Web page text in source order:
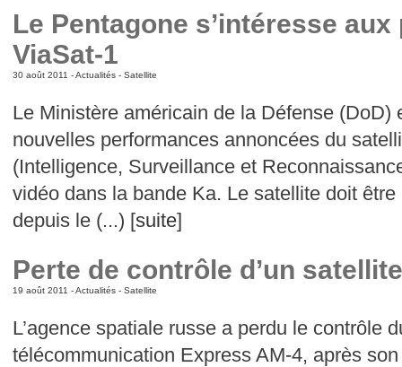
Le Pentagone s’intéresse
ViaSat-1
30 août 2011 -Actualités- Satellite
Le Ministère américain de la Défense (DoD)
nouvelles performances annoncées du
(Intelligence, Surveillance et
vidéo dans la bande Ka. Le satellite doit
depuis le (...) [suite]
Perte de contrôle d’un
19 août 2011 -Actualités- Satellite
L’agence spatiale russe a perdu le contrôle
télécommunication Express AM-4, après